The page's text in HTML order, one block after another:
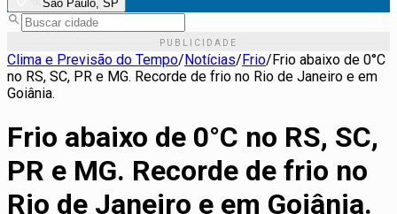
São Paulo, SP
Clima e Previsão do Tempo/Notícias/Frio/Frio abaixo de 0°C
no RS, SC, PR e MG. Recorde de frio no Rio de Janeiro e em
Goiânia.
Frio abaixo de 0°C no RS, SC,
PR e MG. Recorde de frio no
Rio de Janeiro e em Goiânia.